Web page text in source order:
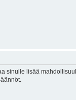
lisää